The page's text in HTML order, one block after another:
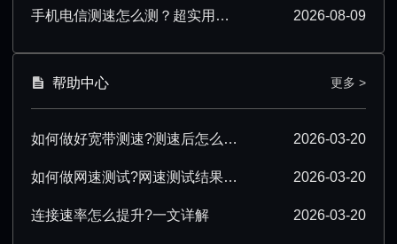
手机电信测速怎么测？超实用操作技巧分享 2026-08-09
帮助中心 更多 >
如何做好宽带测速?测速后怎么优化? 2026-03-20
如何做网速测试?网速测试结果怎么解读? 2026-03-20
连接速率怎么提升?一文详解 2026-03-20